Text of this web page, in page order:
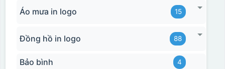
Áo mưa in logo 15
Đồng hồ in logo 88
Bảo bình 4